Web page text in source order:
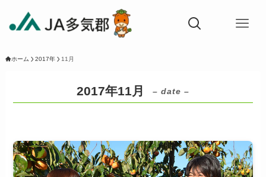
ホーム 2017年 11月
2017年11月 – date –